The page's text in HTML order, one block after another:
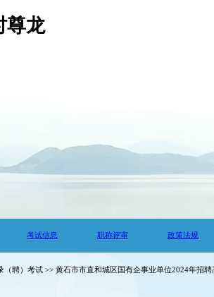
尊龙
考试信息 职称评审 政策法规
（聘）考试 >> 黄石市市直和城区国有企事业单位2024年招